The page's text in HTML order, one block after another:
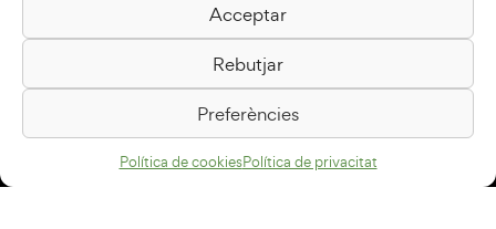
Acceptar
Rebutjar
Preferències
Política de cookiesPolítica de privacitat
Biblioteca Pilarin Bayés
Passeig de la Generalitat, 1
08500 Vic